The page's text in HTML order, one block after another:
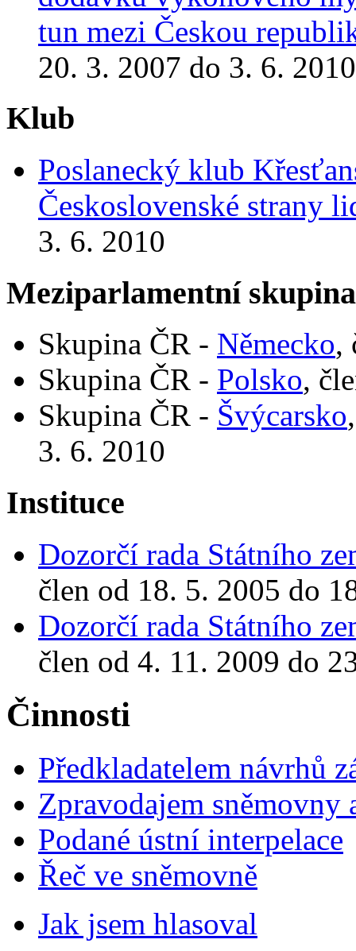
tun mezi Českou
20. 3. 2007 do 3. 6. 2010
Klub
Poslanecký klub
Československé strany
3. 6. 2010
Meziparlamentní
Skupina ČR - Německo,
Skupina ČR - Polsko,
Skupina ČR - Švýcarsko
3. 6. 2010
Instituce
Dozorčí rada Státního
člen od 18. 5. 2005 do
Dozorčí rada Státního
člen od 4. 11. 2009 do
Činnosti
Předkladatelem návrhů
Zpravodajem
Podané ústní interpelace
Řeč ve sněmovně
Jak jsem hlasoval